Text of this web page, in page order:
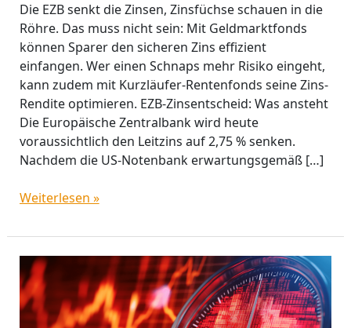
Die EZB senkt die Zinsen, Zinsfüchse schauen in die
Röhre. Das muss nicht sein: Mit Geldmarktfonds
können Sparer den sicheren Zins effizient
einfangen. Wer einen Schnaps mehr Risiko eingeht,
kann zudem mit Kurzläufer-Rentenfonds seine Zins-
Rendite optimieren. EZB-Zinsentscheid: Was ansteht
Die Europäische Zentralbank wird heute
voraussichtlich den Leitzins auf 2,75 % senken.
Nachdem die US-Notenbank erwartungsgemäß […]
Weiterlesen »
Fonds-
und
ETF-
Risiken